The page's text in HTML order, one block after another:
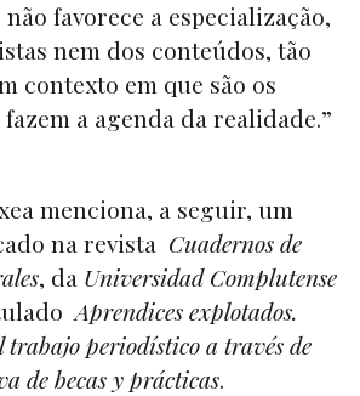
favorece a especialização,
nem dos conteúdos, tão
contexto em que são os
a agenda da realidade.”
menciona, a seguir, um
na revista Cuadernos de
, da Universidad Complutense
Aprendices explotados.
trabajo periodístico a través de
de becas y prácticas.